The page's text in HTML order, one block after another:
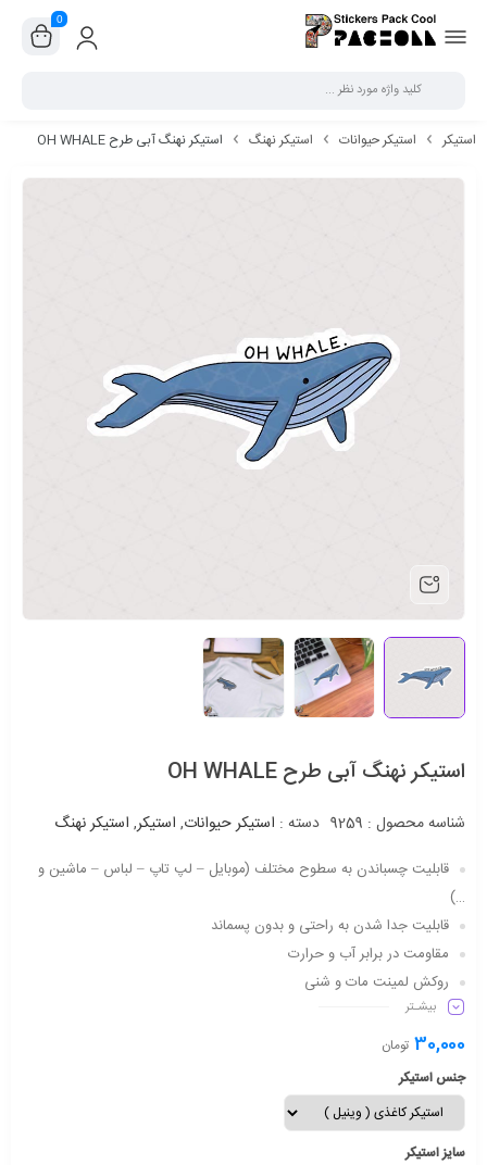
0
استیکر استیکر حیوانات استیکر نهنگ استیکر نهنگ آبی طرح OH WHALE
استیکر نهنگ آبی طرح OH WHALE
شناسه محصول : 9259 دسته : استیکر حیوانات, استیکر, استیکر نهنگ
قابلیت چسباندن به سطوح مختلف (موبایل – لپ تاپ – لباس – ماشین و
…)
قابلیت جدا شدن به راحتی و بدون پسماند
مقاومت در برابر آب و حرارت
روکش لمینت مات و شنی
دارای شفافیت مناسب
ماندگاری طولانی مدت
بیشـتر
30,000 تومان
جنس استیکر
سایز استیکر